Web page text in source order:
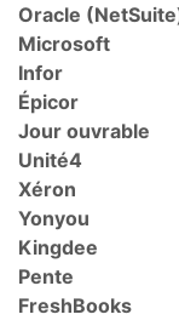
Oracle
Microsoft
Infor
Épicor
Jour ouvrable
Unité4
Xéron
Yonyou
Kingdee
Pente
FreshBooks